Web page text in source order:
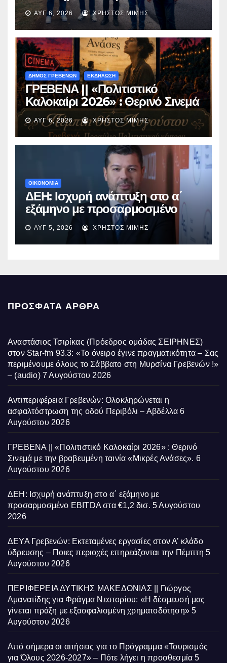
ασφαλτόστρωση της οδού
Περιβόλι – Αβδέλλα
ΑΥΓ 6, 2026 ΧΡΉΣΤΟΣ ΜΊΜΗΣ
ΔΗΜΟΣ ΓΡΕΒΕΝΩΝ ΕΚΔΗΛΩΣΗ
ΓΡΕΒΕΝΑ || «Πολιτιστικό
Καλοκαίρι 2026» : Θερινό Σινεμά
με την βραβευμένη ταινία
«Μικρές Ανάσες».
ΑΥΓ 6, 2026 ΧΡΉΣΤΟΣ ΜΊΜΗΣ
ΟΙΚΟΝΟΜΙΑ
ΔΕΗ: Ισχυρή ανάπτυξη στο α΄
εξάμηνο με προσαρμοσμένο
EBITDA στα €1,2 δισ.
ΑΥΓ 5, 2026 ΧΡΉΣΤΟΣ ΜΊΜΗΣ
ΠΡΌΣΦΑΤΑ ΆΡΘΡΑ
Αναστάσιος Τσιρίκας (Πρόεδρος ομάδας ΣΕΙΡΗΝΕΣ)
στον Star-fm 93.3: «Το όνειρο έγινε πραγματικότητα – Σας
περιμένουμε όλους το Σάββατο στη Μυρσίνα Γρεβενών !»
– (audio) 7 Αυγούστου 2026
Αντιπεριφέρεια Γρεβενών: Ολοκληρώνεται η
ασφαλτόστρωση της οδού Περιβόλι – Αβδέλλα 6
Αυγούστου 2026
ΓΡΕΒΕΝΑ || «Πολιτιστικό Καλοκαίρι 2026» : Θερινό
Σινεμά με την βραβευμένη ταινία «Μικρές Ανάσες». 6
Αυγούστου 2026
ΔΕΗ: Ισχυρή ανάπτυξη στο α΄ εξάμηνο με
προσαρμοσμένο EBITDA στα €1,2 δισ. 5 Αυγούστου
2026
ΔΕΥΑ Γρεβενών: Εκτεταμένες εργασίες στον Α’ κλάδο
ύδρευσης – Ποιες περιοχές επηρεάζονται την Πέμπτη 5
Αυγούστου 2026
ΠΕΡΙΦΕΡΕΙΑ ΔΥΤΙΚΗΣ ΜΑΚΕΔΟΝΙΑΣ || Γιώργος
Αμανατίδης για Φράγμα Νεστορίου: «Η δέσμευσή μας
γίνεται πράξη με εξασφαλισμένη χρηματοδότηση» 5
Αυγούστου 2026
Από σήμερα οι αιτήσεις για το Πρόγραμμα «Τουρισμός
για Όλους 2026-2027» – Πότε λήγει η προσθεσμία 5